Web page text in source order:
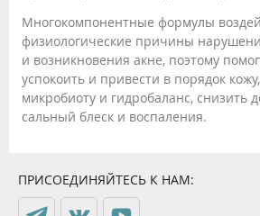
Многокомпонентные формулы
физиологические причины
и возникновения акне, поэтому
успокоить и привести в порядок
микробиоту и гидробаланс, снизить
сальный блеск и воспаления.
ПРИСОЕДИНЯЙТЕСЬ К НАМ: